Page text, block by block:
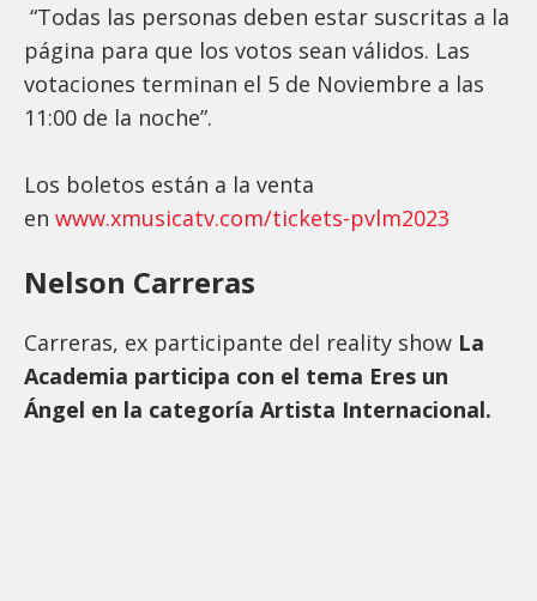
“Todas las personas deben estar suscritas a la
página para que los votos sean válidos. Las
votaciones terminan el 5 de Noviembre a las
11:00 de la noche”.
Los boletos están a la venta
en www.xmusicatv.com/tickets-pvlm2023
Nelson Carreras
Carreras, ex participante del reality show La
Academia participa con el tema Eres un
Ángel en la categoría Artista Internacional.